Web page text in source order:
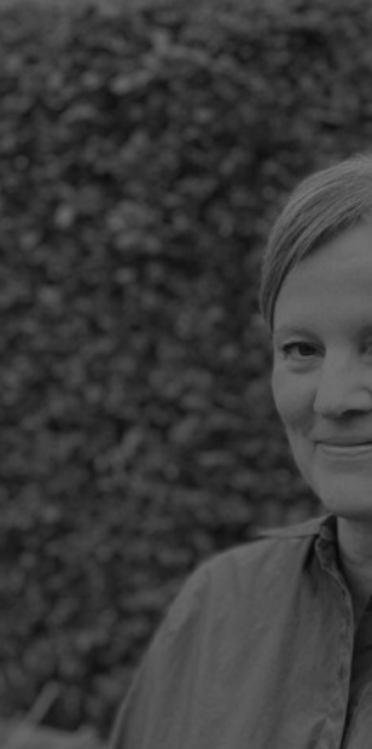
Samfunn
Krim
Noveller
Roman
Tegneserier
kvalitetslitteratur